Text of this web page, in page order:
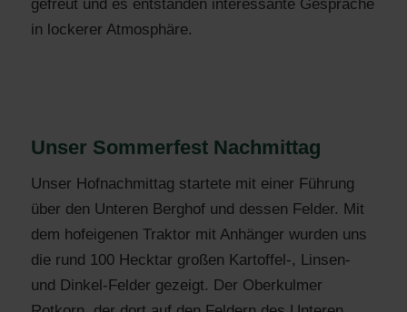
gefreut und es entstanden interessante Gespräche
in lockerer Atmosphäre.
Unser Sommerfest Nachmittag
Unser Hofnachmittag startete mit einer Führung
über den Unteren Berghof und dessen Felder. Mit
dem hofeigenen Traktor mit Anhänger wurden uns
die rund 100 Hecktar großen Kartoffel-, Linsen-
und Dinkel-Felder gezeigt. Der Oberkulmer